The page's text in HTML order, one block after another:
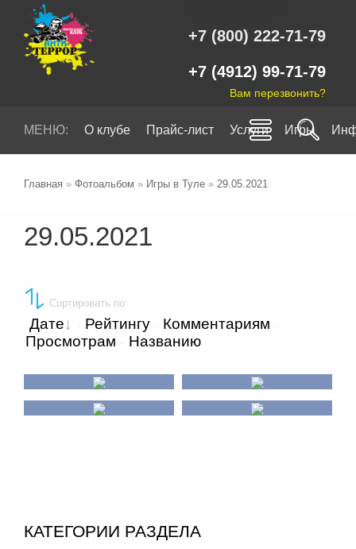
+7 (800) 222-71-79
+7 (4912) 99-71-79
Вам перезвонить?
МЕНЮ: О клубе Прайс-лист Услуги Игры
Главная » Фотоальбом » Игры в Туле » 29.05.2021
29.05.2021
Сортировать по:
Дате · Рейтингу · Комментариям ·
Просмотрам · Названию
КАТЕГОРИИ РАЗДЕЛА